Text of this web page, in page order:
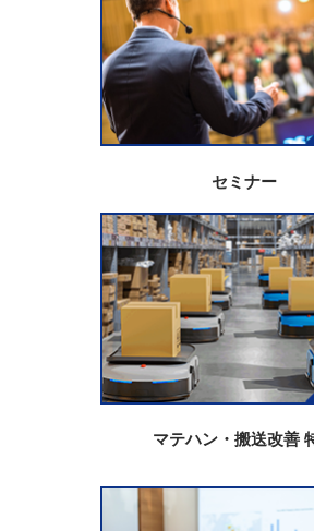
セミナー
マテハン・搬送改善